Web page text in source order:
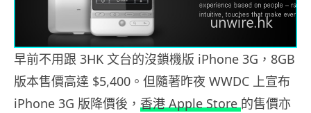
早前不用跟 3HK 文台的沒鎖機版 iPhone 3G，8GB
版本售價高達 $5,400。但隨著昨夜 WWDC 上宣布
iPhone 3G 版降價後， 香港 Apple Store的售價亦